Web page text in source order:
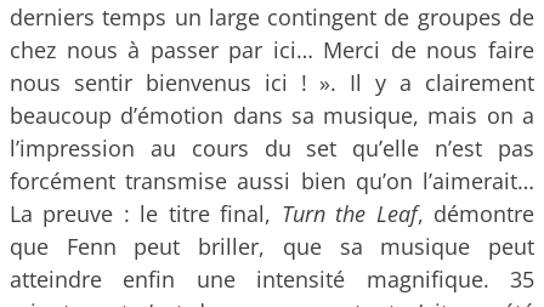
derniers temps un large contingent de groupes de
chez nous à passer par ici… Merci de nous faire
nous sentir bienvenus ici ! ». Il y a clairement
beaucoup d’émotion dans sa musique, mais on a
l’impression au cours du set qu’elle n’est pas
forcément transmise aussi bien qu’on l’aimerait…
La preuve : le titre final, Turn the Leaf, démontre
que Fenn peut briller, que sa musique peut
atteindre enfin une intensité magnifique. 35